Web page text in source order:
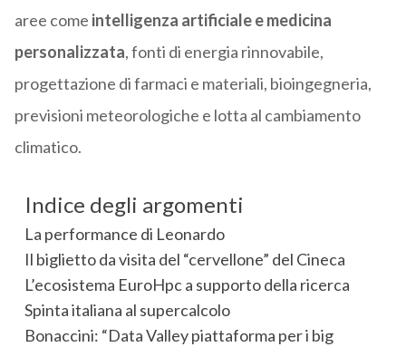
aree come intelligenza artificiale e medicina
personalizzata, fonti di energia rinnovabile,
progettazione di farmaci e materiali, bioingegneria,
previsioni meteorologiche e lotta al cambiamento
climatico.
Indice degli argomenti
La performance di Leonardo
Il biglietto da visita del “cervellone” del Cineca
L’ecosistema EuroHpc a supporto della ricerca
Spinta italiana al supercalcolo
Bonaccini: “Data Valley piattaforma per i big